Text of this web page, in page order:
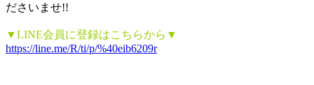
ださいませ!!
▼LINE会員に登録はこちらから▼
https://line.me/R/ti/p/%40eib6209r